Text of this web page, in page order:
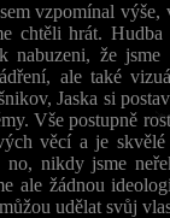
vzpomínal výše,
chtěli hrát.
nabuzeni, že
ale také
Jaska si
Vše postupně
věcí a je
no, nikdy jsme
ale žádnou
udělat svůj